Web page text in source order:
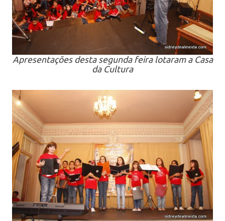
Apresentações desta segunda feira lotaram a Casa
da Cultura